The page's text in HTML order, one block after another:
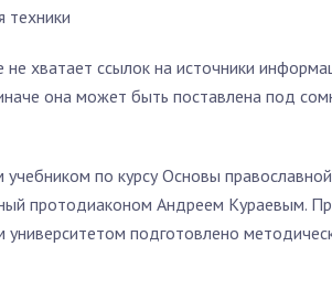
техники
не хватает ссылок на источники
она может быть поставлена под
по курсу Основы
протодиаконом Андреем Кураевым.
университетом подготовлено